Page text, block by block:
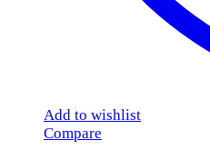
Add to wishlist
Compare